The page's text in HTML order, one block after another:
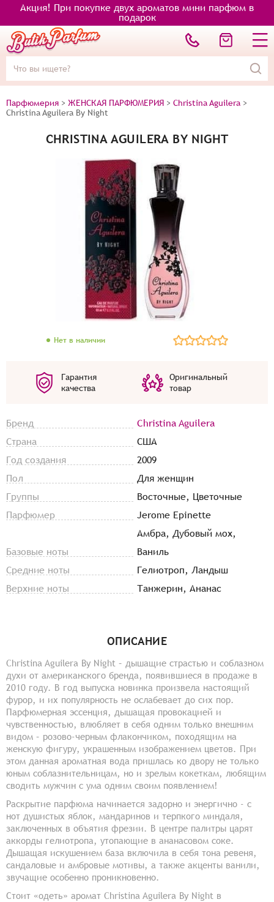
Акция! При покупке двух ароматов мини парфюм в
подарок
Парфюмерия > ЖЕНСКАЯ ПАРФЮМЕРИЯ > Christina Aguilera >
Christina Aguilera By Night
CHRISTINA AGUILERA BY NIGHT
Нет в наличии
Гарантия
качества
Оригинальный
товар
Бренд
Christina Aguilera
Страна
США
Год создания
2009
Пол
Для женщин
Группы
Восточные, Цветочные
Парфюмер
Jerome Epinette
Базовые ноты
Амбра, Дубовый мох,
Ваниль
Средние ноты
Гелиотроп, Ландыш
Верхние ноты
Танжерин, Ананас
ОПИСАНИЕ
Christina Aguilera By Night – дышащие страстью и соблазном
духи от американского бренда, появившиеся в продаже в
2010 году. В год выпуска новинка произвела настоящий
фурор, и их популярность не ослабевает до сих пор.
Парфюмерная эссенция, дышащая провокацией и
чувственностью, влюбляет в себя одним только внешним
видом – розово-черным флакончиком, походящим на
женскую фигуру, украшенным изображением цветов. При
этом данная ароматная вода пришлась ко двору не только
юным соблазнительницам, но и зрелым кокеткам, любящим
сводить мужчин с ума одним своим появлением!
Раскрытие парфюма начинается задорно и энергично - с
нот душистых яблок, мандаринов и терпкого миндаля,
заключенных в объятия фрезии. В центре палитры царят
аккорды гелиотропа, утопающие в ананасовом соке.
Дышащая искушением база включила в себя тона ревеня,
сандаловые и амбровые мотивы, а также акценты ванили,
звучащие особенно проникновенно.
Стоит «одеть» аромат Christina Aguilera By Night в